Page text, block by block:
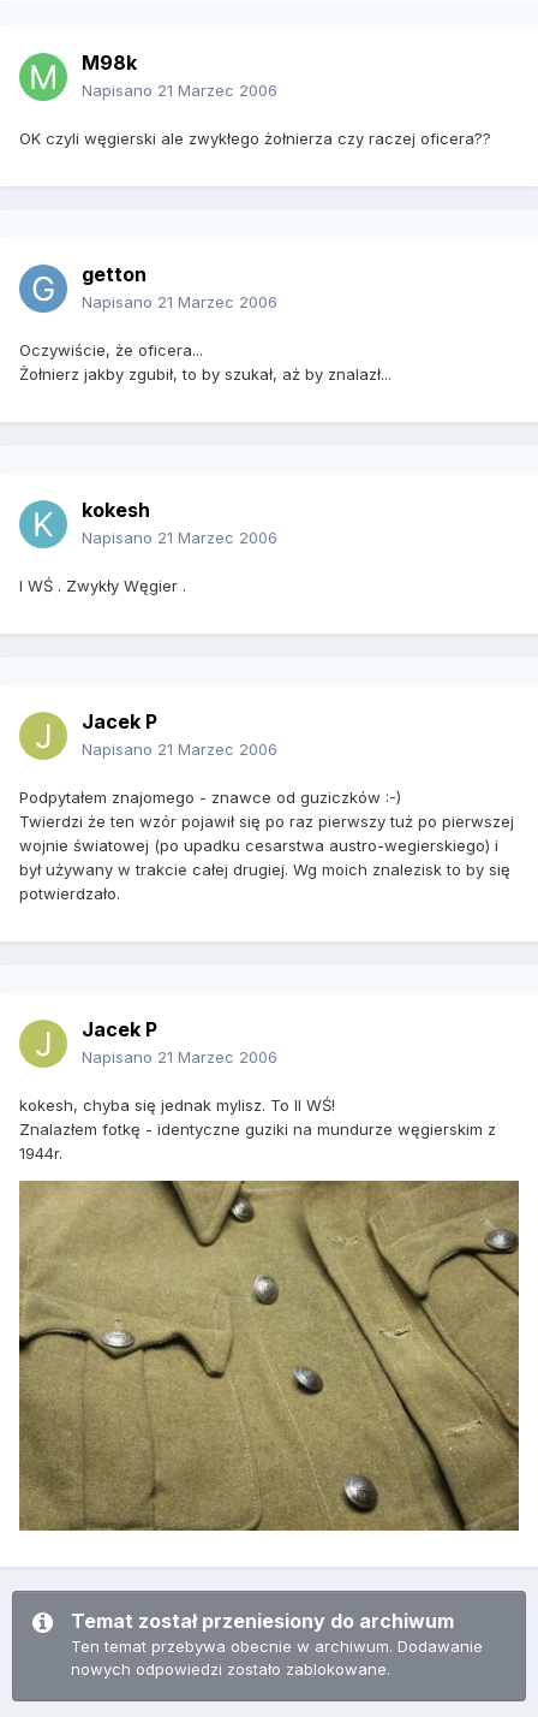
M98k
Napisano 21 Marzec 2006
OK czyli węgierski ale zwykłego żołnierza czy raczej oficera??
getton
Napisano 21 Marzec 2006
Oczywiście, że oficera...
Żołnierz jakby zgubił, to by szukał, aż by znalazł...
kokesh
Napisano 21 Marzec 2006
I WŚ . Zwykły Węgier .
Jacek P
Napisano 21 Marzec 2006
Podpytałem znajomego - znawce od guziczków :-)
Twierdzi że ten wzór pojawił się po raz pierwszy tuż po pierwszej
wojnie światowej (po upadku cesarstwa austro-wegierskiego) i
był używany w trakcie całej drugiej. Wg moich znalezisk to by się
potwierdzało.
Jacek P
Napisano 21 Marzec 2006
kokesh, chyba się jednak mylisz. To II WŚ!
Znalazłem fotkę - identyczne guziki na mundurze węgierskim z
1944r.
Temat został przeniesiony do archiwum
Ten temat przebywa obecnie w archiwum. Dodawanie
nowych odpowiedzi zostało zablokowane.